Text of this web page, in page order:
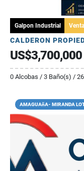
Galpon Industrial Venta
US$3,700,000
0 Alcobas / 3 Baño(s) /
AMAGUAñA- MIRANDA